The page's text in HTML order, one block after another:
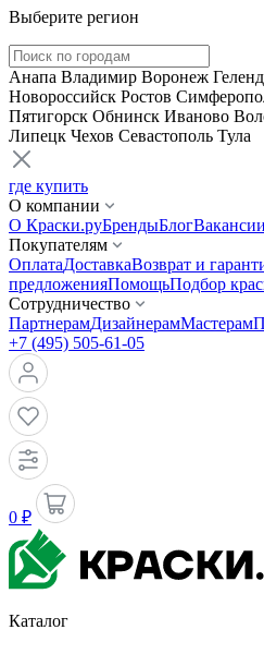
Выберите регион
Анапа Владимир Воронеж
Новороссийск Ростов
Пятигорск Обнинск Иваново
Липецк Чехов Севастополь Тула
где купить
О компании
О Краски.руБрендыБлогВакансии
Покупателям
ОплатаДоставкаВозврат и
предложенияПомощьПодбор
Сотрудничество
ПартнерамДизайнерамМастерам
+7 (495) 505-61-05
0 ₽
Каталог